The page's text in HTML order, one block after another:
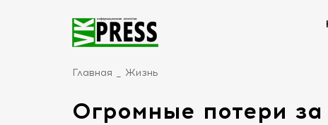
Главная Жизнь
Огромные потери